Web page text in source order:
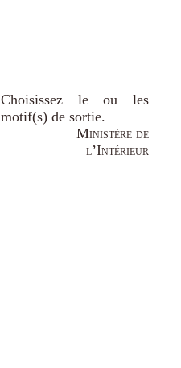
Choisissez le ou les
motif(s) de sortie.
Ministère de
l’Intérieur